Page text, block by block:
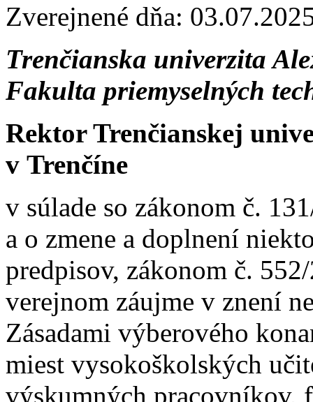
Zverejnené dňa:
Trenčianska univerzita
Fakulta priemyselných
Rektor Trenčianskej
v Trenčíne
v súlade so zákonom č.
a o zmene a doplnení
predpisov, zákonom č.
verejnom záujme v znení
Zásadami výberového
miest vysokoškolských
výskumných pracovníkov,